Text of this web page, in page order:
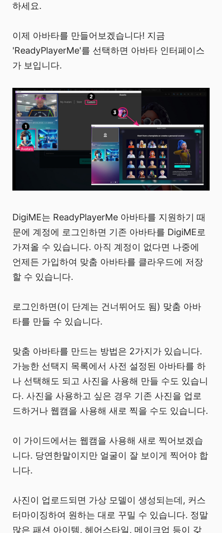
하세요.
이제 아바타를 만들어보겠습니다! 지금
'ReadyPlayerMe'를 선택하면 아바타 인터페이스
가 보입니다.
DigiME는 ReadyPlayerMe 아바타를 지원하기 때
문에 계정에 로그인하면 기존 아바타를 DigiME로
가져올 수 있습니다. 아직 계정이 없다면 나중에
언제든 가입하여 맞춤 아바타를 클라우드에 저장
할 수 있습니다.
로그인하면(이 단계는 건너뛰어도 됨) 맞춤 아바
타를 만들 수 있습니다.
맞춤 아바타를 만드는 방법은 2가지가 있습니다.
가능한 선택지 목록에서 사전 설정된 아바타를 하
나 선택해도 되고 사진을 사용해 만들 수도 있습니
다. 사진을 사용하고 싶은 경우 기존 사진을 업로
드하거나 웹캠을 사용해 새로 찍을 수도 있습니다.
이 가이드에서는 웹캠을 사용해 새로 찍어보겠습
니다. 당연한말이지만 얼굴이 잘 보이게 찍어야 합
니다.
사진이 업로드되면 가상 모델이 생성되는데, 커스
터마이징하여 원하는 대로 꾸밀 수 있습니다. 정말
많은 패션 아이템, 헤어스타일, 메이크업 등이 갖